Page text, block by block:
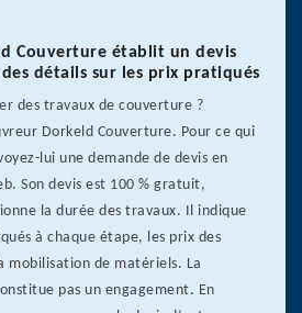
Couverture établit un devis
détails sur les prix pratiqués
des travaux de couverture ?
Dorkeld Couverture. Pour ce qui
lui une demande de devis en
Son devis est 100 % gratuit,
la durée des travaux. Il indique
à chaque étape, les prix des
mobilisation de matériels. La
pas un engagement. En